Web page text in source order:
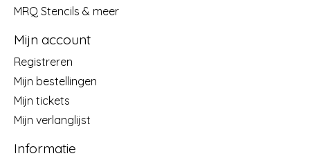
MRQ Stencils & meer
Mijn account
Registreren
Mijn bestellingen
Mijn tickets
Mijn verlanglijst
Informatie